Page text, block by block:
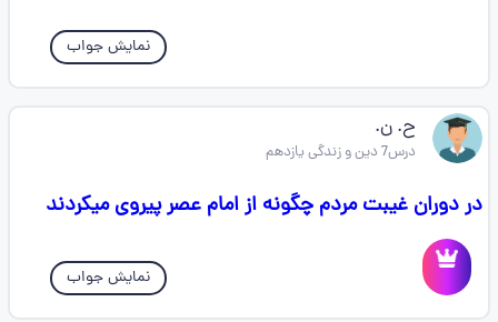
نمایش جواب
ح. ن.
درس7 دین و زندگی یازدهم
در دوران غیبت مردم چگونه از امام عصر پیروی میکردند
نمایش جواب